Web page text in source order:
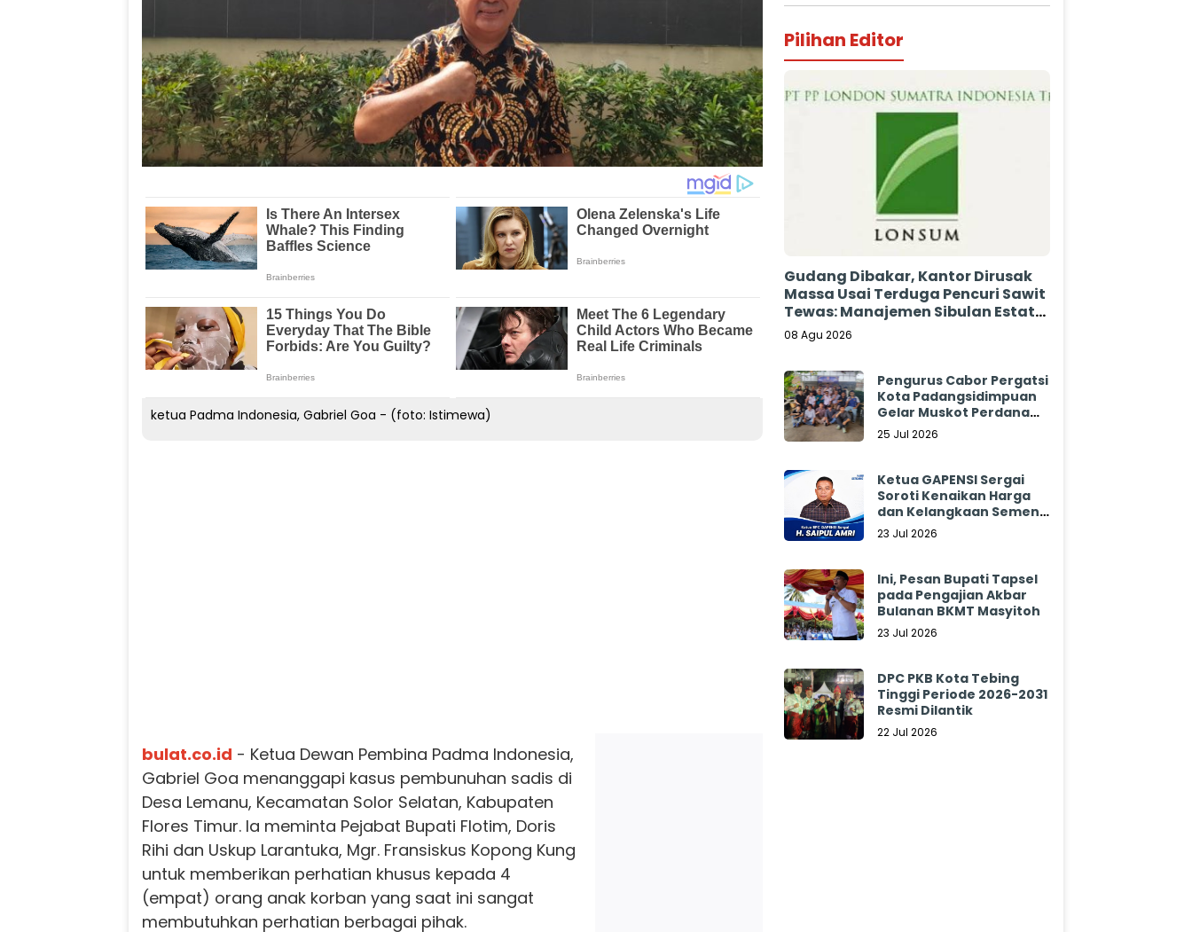
ketua Padma Indonesia, Gabriel Goa - (foto: Istimewa)
bulat.co.id - Ketua Dewan Pembina Padma Indonesia,
Gabriel Goa menanggapi kasus pembunuhan sadis di
Desa Lemanu, Kecamatan Solor Selatan, Kabupaten
Flores Timur. Ia meminta Pejabat Bupati Flotim, Doris
Rihi dan Uskup Larantuka, Mgr. Fransiskus Kopong Kung
untuk memberikan perhatian khusus kepada 4
(empat) orang anak korban yang saat ini sangat
membutuhkan perhatian berbagai pihak.
Pilihan Editor
Gudang Dibakar, Kantor Dirusak
Massa Usai Terduga Pencuri Sawit
Tewas: Manajemen Sibulan Estate
Bungkam
08 Agu 2026
Pengurus Cabor Pergatsi
Kota Padangsidimpuan
Gelar Muskot Perdana
2026 - 2030
25 Jul 2026
Ketua GAPENSI Sergai
Soroti Kenaikan Harga
dan Kelangkaan Semen,
Minta Pemerintah
23 Jul 2026
Ini, Pesan Bupati Tapsel
pada Pengajian Akbar
Bulanan BKMT Masyitoh
23 Jul 2026
DPC PKB Kota Tebing
Tinggi Periode 2026-2031
Resmi Dilantik
22 Jul 2026